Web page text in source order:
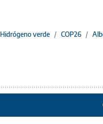
Hidrógeno verde / COP26 /